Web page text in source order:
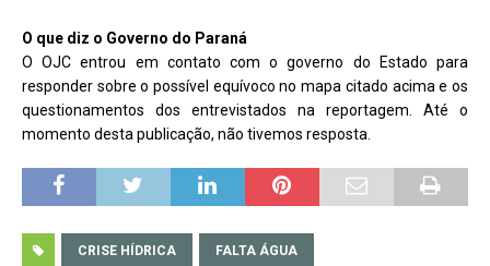
O que diz o Governo do Paraná
O OJC entrou em contato com o governo do Estado para
responder sobre o possível equívoco no mapa citado acima e os
questionamentos dos entrevistados na reportagem. Até o
momento desta publicação, não tivemos resposta.
CRISE HÍDRICA FALTA ÁGUA